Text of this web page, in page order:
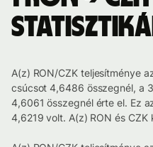
A(z) RON/CZK teljesítménye
csúcsot 4,6486 összegnél, a
4,6061 összegnél érte el. Ez
4,6219 volt. A(z) RON és